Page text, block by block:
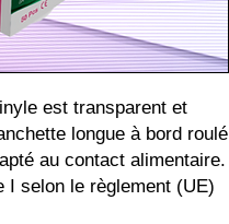
est transparent et
longue à bord roulé
au contact alimentaire.
le règlement (UE)